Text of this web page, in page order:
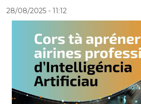
28/08/2025- 11:12